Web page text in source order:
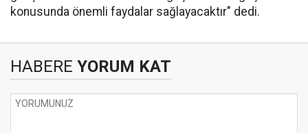
konusunda önemli faydalar sağlayacaktır" dedi.
HABERE YORUM KAT